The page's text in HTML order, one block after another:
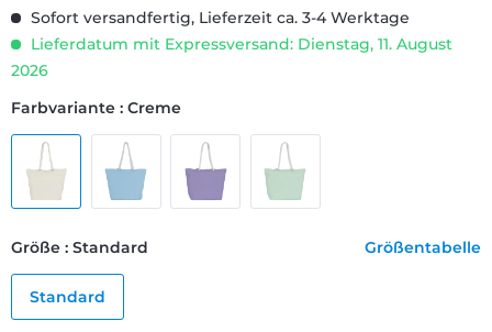
Sofort versandfertig, Lieferzeit ca. 3-4 Werktage
Lieferdatum mit Expressversand: Dienstag, 11. August
2026
Farbvariante : Creme
Größe : Standard Größentabelle
Standard